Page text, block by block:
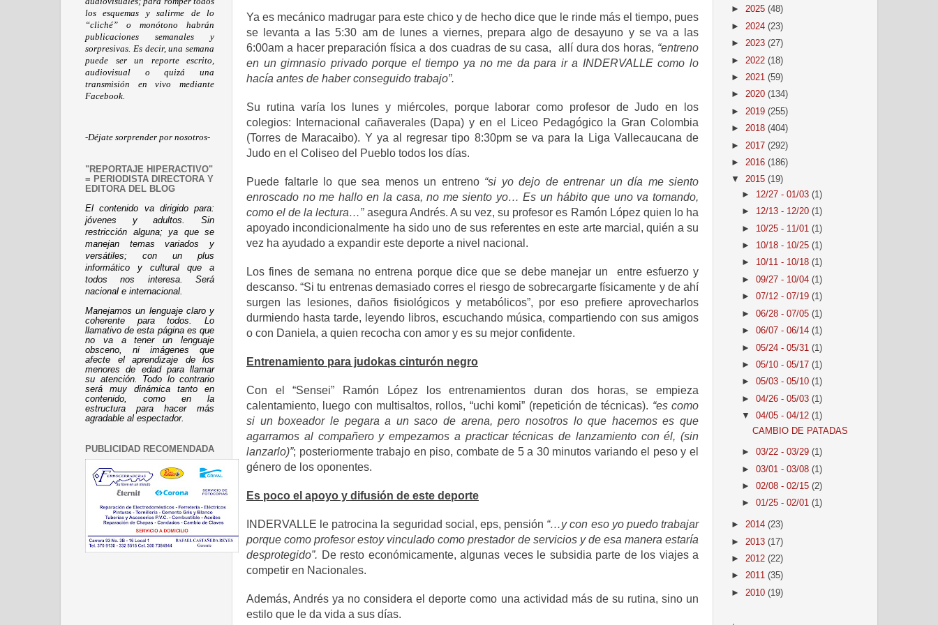
Ya es mecánico madrugar para este chico y de hecho dice que le rinde más el tiempo, pues
se levanta a las 5:30 am de lunes a viernes, prepara algo de desayuno y se va a las
6:00am a hacer preparación física a dos cuadras de su casa, allí dura dos horas, “entreno
en un gimnasio privado porque el tiempo ya no me da para ir a INDERVALLE como lo
hacía antes de haber conseguido trabajo”.
Su rutina varía los lunes y miércoles, porque laborar como profesor de Judo en los
colegios:
Internacional cañaverales (Dapa) y en el Liceo Pedagógico la Gran Colombia
(Torres de Maracaibo). Y ya al regresar tipo 8:30pm se va para la Liga Vallecaucana de
Judo en el Coliseo del Pueblo todos los días.
Puede faltarle lo que sea menos un entreno “si yo dejo de entrenar un día me siento
enroscado no me hallo en la casa, no me siento yo… Es un hábito que uno va tomando,
como el de la lectura…”asegura Andrés. A su vez, su profesor es Ramón López quien lo ha
apoyado incondicionalmente ha sido uno de sus referentes en este arte marcial, quién a su
vez ha ayudado a expandir este deporte a nivel nacional.
Los fines de semana no entrena porque dice que se debe manejar un entre esfuerzo y
descanso. “Si tu entrenas demasiado corres el riesgo de sobrecargarte físicamente y de ahí
surgen las lesiones, daños fisiológicos y metabólicos”, por eso prefiere aprovecharlos
durmiendo hasta tarde, leyendo libros, escuchando música, compartiendo con sus amigos
o con Daniela, a quien recocha con amor y es su mejor confidente.
Entrenamiento para judokas cinturón negro
Con el “Sensei”
Ramón López los entrenamientos duran dos horas, se empieza
calentamiento, luego con multisaltos, rollos, “uchi komi” (repetición de técnicas). “es como
si un boxeador le pegara a un saco de arena, pero nosotros lo que hacemos es que
agarramos al compañero y empezamos a practicar técnicas de lanzamiento con él, (sin
lanzarlo)”; posteriormente trabajo en piso, combate de 5 a 30 minutos variando el peso y el
género de los oponentes.
Es poco el apoyo y difusión de este deporte
INDERVALLE le patrocina la seguridad social, eps, pensión “…y con eso yo puedo trabajar
porque como profesor estoy vinculado como prestador de servicios y de esa manera estaría
desprotegido”. De resto económicamente, algunas veces le subsidia parte de los viajes a
competir en Nacionales.
Además, Andrés ya no considera el deporte como una actividad más de su rutina, sino un
estilo que le da vida a sus días.
los esquemas y salirme de lo
“cliché” o monótono habrán
publicaciones semanales y
sorpresivas. Es decir, una semana
puede ser un reporte escrito,
audiovisual o quizá una
transmisión en vivo mediante
Facebook.
-Déjate sorprender por nosotros-
"REPORTAJE HIPERACTIVO"
= PERIODISTA DIRECTORA Y
EDITORA DEL BLOG
El contenido va dirigido para:
jóvenes y adultos. Sin
restricción alguna; ya que se
manejan temas variados y
versátiles; con un plus
informático y cultural que a
todos nos interesa. Será
nacional e internacional.
Manejamos un lenguaje claro y
coherente para todos. Lo
llamativo de esta página es que
no va a tener un lenguaje
obsceno, ni imágenes que
afecte el aprendizaje de los
menores de edad para llamar
su atención. Todo lo contrario
será muy dinámica tanto en
contenido, como en la
estructura para hacer más
agradable al espectador.
PUBLICIDAD RECOMENDADA
► 2025 (48)
► 2024 (23)
► 2023 (27)
► 2022 (18)
► 2021 (59)
► 2020 (134)
► 2019 (255)
► 2018 (404)
► 2017 (292)
► 2016 (186)
▼ 2015 (19)
► 12/27 - 01/03(1)
► 12/13 - 12/20(1)
► 10/25 - 11/01(1)
► 10/18 - 10/25(1)
► 10/11 - 10/18(1)
►09/27 - 10/04(1)
►07/12 - 07/19(1)
►06/28 - 07/05(1)
►06/07 - 06/14(1)
►05/24 - 05/31(1)
►05/10 - 05/17(1)
►05/03 - 05/10(1)
►04/26 - 05/03(1)
▼04/05 - 04/12(1)
CAMBIO DE PATADAS
►03/22 - 03/29(1)
►03/01 - 03/08(1)
►02/08 - 02/15(2)
►01/25 - 02/01(1)
► 2014 (23)
► 2013 (17)
► 2012 (22)
► 2011 (35)
► 2010 (19)